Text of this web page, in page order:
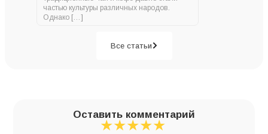
частью культуры различных народов.
Однако […]
Все статьи
Оставить комментарий
★
★★
★★★
★★★★
★★★★★